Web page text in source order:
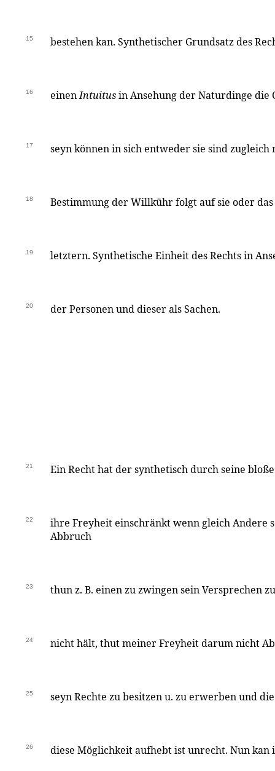
15 bestehen kan. Synthetischer Grundsatz des
16 einenIntuitusin Ansehung der Naturdinge
17 seyn können in sich entweder sie sind
18 Bestimmung der Willkühr folgt auf sie oder
19 letztern. Synthetische Einheit des Rechts in
20 der Personen und dieser als Sachen.
21 Ein Recht hat der synthetisch durch seine
22
ihre Freyheit einschränkt wenn gleich Andere
Abbruch
23 thun z. B. einen zu zwingen sein Versprechen
24 nicht hält, thut meiner Freyheit darum nicht
25 seyn Rechte zu besitzen u. zu erwerben und
26 diese Möglichkeit aufhebt ist unrecht. Nun kan